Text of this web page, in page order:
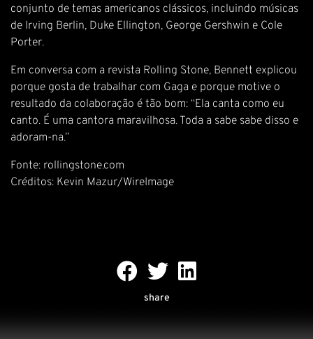
conjunto de temas americanos clássicos, incluindo músicas
de Irving Berlin, Duke Ellington, George Gershwin e Cole
Porter.
Em conversa com a revista Rolling Stone, Bennett explicou
porque gosta de trabalhar com Gaga e porque motive o
resultado da colaboração é tão bom: “Ela canta como eu
canto. É uma cantora maravilhosa. Toda a sabe sabe disso e
adoram-na.”
Fonte: rollingstone.com
Créditos: Kevin Mazur/WireImage
share